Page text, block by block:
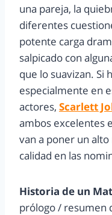
una pareja, la
diferentes
potente carga
salpicado con
que lo suavizan. Si
especialmente en
actores, Scarlett
ambos excelentes
van a poner un
calidad en las
Historia de un
prólogo / resumen